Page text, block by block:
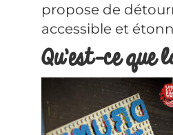
propose de
accessible et
Qu’est-ce